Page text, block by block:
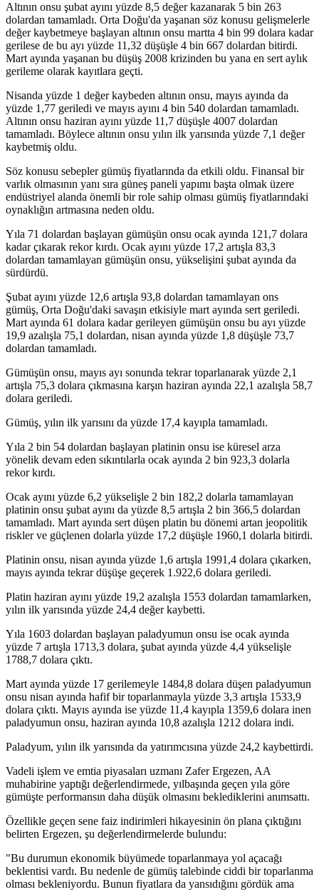
Altının onsu şubat ayını yüzde 8,5 değer kazanarak 5 bin 263
dolardan tamamladı. Orta Doğu'da yaşanan söz konusu gelişmelerle
değer kaybetmeye başlayan altının onsu martta 4 bin 99 dolara kadar
gerilese de bu ayı yüzde 11,32 düşüşle 4 bin 667 dolardan bitirdi.
Mart ayında yaşanan bu düşüş 2008 krizinden bu yana en sert aylık
gerileme olarak kayıtlara geçti.
Nisanda yüzde 1 değer kaybeden altının onsu, mayıs ayında da
yüzde 1,77 geriledi ve mayıs ayını 4 bin 540 dolardan tamamladı.
Altının onsu haziran ayını yüzde 11,7 düşüşle 4007 dolardan
tamamladı. Böylece altının onsu yılın ilk yarısında yüzde 7,1 değer
kaybetmiş oldu.
Söz konusu sebepler gümüş fiyatlarında da etkili oldu. Finansal bir
varlık olmasının yanı sıra güneş paneli yapımı başta olmak üzere
endüstriyel alanda önemli bir role sahip olması gümüş fiyatlarındaki
oynaklığın artmasına neden oldu.
Yıla 71 dolardan başlayan gümüşün onsu ocak ayında 121,7 dolara
kadar çıkarak rekor kırdı. Ocak ayını yüzde 17,2 artışla 83,3
dolardan tamamlayan gümüşün onsu, yükselişini şubat ayında da
sürdürdü.
Şubat ayını yüzde 12,6 artışla 93,8 dolardan tamamlayan ons
gümüş, Orta Doğu'daki savaşın etkisiyle mart ayında sert geriledi.
Mart ayında 61 dolara kadar gerileyen gümüşün onsu bu ayı yüzde
19,9 azalışla 75,1 dolardan, nisan ayında yüzde 1,8 düşüşle 73,7
dolardan tamamladı.
Gümüşün onsu, mayıs ayı sonunda tekrar toparlanarak yüzde 2,1
artışla 75,3 dolara çıkmasına karşın haziran ayında 22,1 azalışla 58,7
dolara geriledi.
Gümüş, yılın ilk yarısını da yüzde 17,4 kayıpla tamamladı.
Yıla 2 bin 54 dolardan başlayan platinin onsu ise küresel arza
yönelik devam eden sıkıntılarla ocak ayında 2 bin 923,3 dolarla
rekor kırdı.
Ocak ayını yüzde 6,2 yükselişle 2 bin 182,2 dolarla tamamlayan
platinin onsu şubat ayını da yüzde 8,5 artışla 2 bin 366,5 dolardan
tamamladı. Mart ayında sert düşen platin bu dönemi artan jeopolitik
riskler ve güçlenen dolarla yüzde 17,2 düşüşle 1960,1 dolarla bitirdi.
Platinin onsu, nisan ayında yüzde 1,6 artışla 1991,4 dolara çıkarken,
mayıs ayında tekrar düşüşe geçerek 1.922,6 dolara geriledi.
Platin haziran ayını yüzde 19,2 azalışla 1553 dolardan tamamlarken,
yılın ilk yarısında yüzde 24,4 değer kaybetti.
Yıla 1603 dolardan başlayan paladyumun onsu ise ocak ayında
yüzde 7 artışla 1713,3 dolara, şubat ayında yüzde 4,4 yükselişle
1788,7 dolara çıktı.
Mart ayında yüzde 17 gerilemeyle 1484,8 dolara düşen paladyumun
onsu nisan ayında hafif bir toparlanmayla yüzde 3,3 artışla 1533,9
dolara çıktı. Mayıs ayında ise yüzde 11,4 kayıpla 1359,6 dolara inen
paladyumun onsu, haziran ayında 10,8 azalışla 1212 dolara indi.
Paladyum, yılın ilk yarısında da yatırımcısına yüzde 24,2 kaybettirdi.
Vadeli işlem ve emtia piyasaları uzmanı Zafer Ergezen, AA
muhabirine yaptığı değerlendirmede, yılbaşında geçen yıla göre
gümüşte performansın daha düşük olmasını beklediklerini anımsattı.
Özellikle geçen sene faiz indirimleri hikayesinin ön plana çıktığını
belirten Ergezen, şu değerlendirmelerde bulundu:
"Bu durumun ekonomik büyümede toparlanmaya yol açacağı
beklentisi vardı. Bu nedenle de gümüş talebinde ciddi bir toparlanma
olması bekleniyordu. Bunun fiyatlara da yansıdığını gördük ama